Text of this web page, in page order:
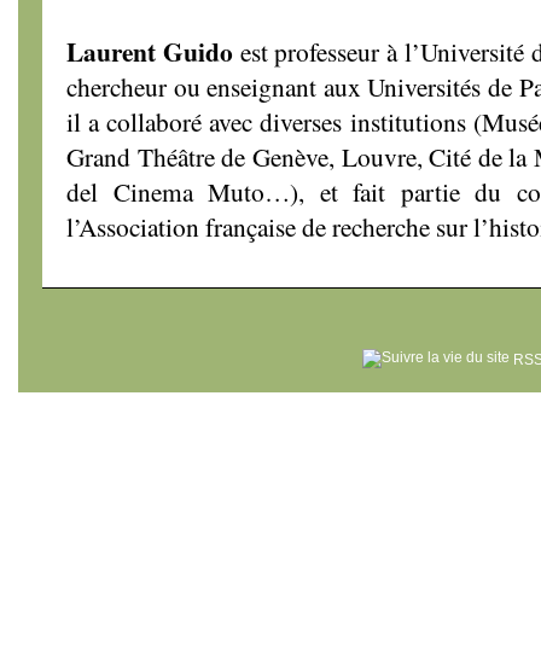
Laurent Guido est professeur à
chercheur ou enseignant aux Universités de
il a collaboré avec diverses institutions
Grand Théâtre de Genève, Louvre, Cité de
del Cinema Muto…), et fait partie du
l’Association française de recherche sur